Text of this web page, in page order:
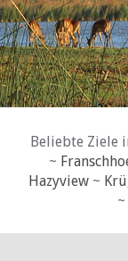
Beliebte Ziele
~
Hazyview~
~